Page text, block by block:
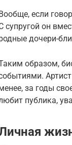
если
супругой он
дочери-
образом,
за годы
публика,